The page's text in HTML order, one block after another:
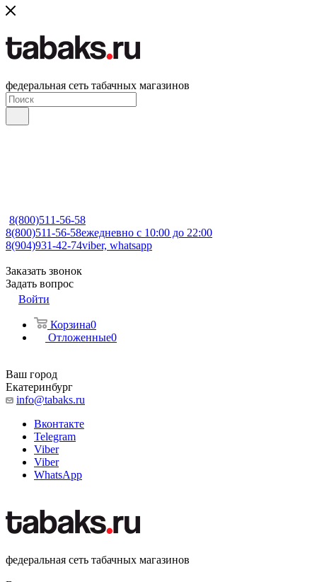
федеральная сеть табачных магазинов
8(800)511-56-58
8(800)511-56-58ежедневно с 10:00 до 22:00
8(904)931-42-74viber, whatsapp
Заказать звонок
Задать вопрос
Войти
Корзина0
Отложенные0
Ваш город
Екатеринбург
info@tabaks.ru
Вконтакте
Telegram
Viber
Viber
WhatsApp
федеральная сеть табачных магазинов